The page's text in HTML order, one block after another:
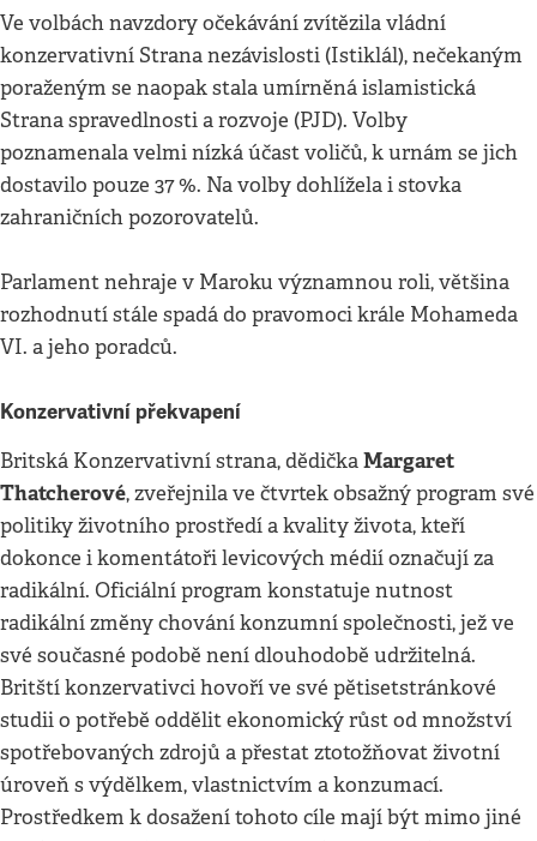
Ve volbách navzdory očekávání zvítězila vládní
konzervativní Strana nezávislosti (Istiklál), nečekaným
poraženým se naopak stala umírněná islamistická
Strana spravedlnosti a rozvoje (PJD). Volby
poznamenala velmi nízká účast voličů, k urnám se jich
dostavilo pouze 37 %. Na volby dohlížela i stovka
zahraničních pozorovatelů.
Parlament nehraje v Maroku významnou roli, většina
rozhodnutí stále spadá do pravomoci krále Mohameda
VI. a jeho poradců.
Konzervativní překvapení
Britská Konzervativní strana, dědičkaMargaret
Thatcherové, zveřejnila ve čtvrtek obsažný program své
politiky životního prostředí a kvality života, kteří
dokonce i komentátoři levicových médií označují za
radikální. Oficiální program konstatuje nutnost
radikální změny chování konzumní společnosti, jež ve
své současné podobě není dlouhodobě udržitelná.
Britští konzervativci hovoří ve své pětisetstránkové
studii o potřebě oddělit ekonomický růst od množství
spotřebovaných zdrojů a přestat ztotožňovat životní
úroveň s výdělkem, vlastnictvím a konzumací.
Prostředkem k dosažení tohoto cíle mají být mimo jiné